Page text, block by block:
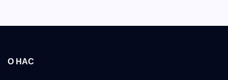
О НАС